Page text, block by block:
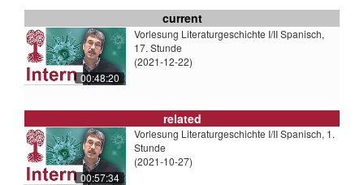
current
00:48:20
Vorlesung Literaturgeschichte I/II Spanisch,
17. Stunde
(2021-12-22)
related
00:57:34
Vorlesung Literaturgeschichte I/II Spanisch, 1.
Stunde
(2021-10-27)